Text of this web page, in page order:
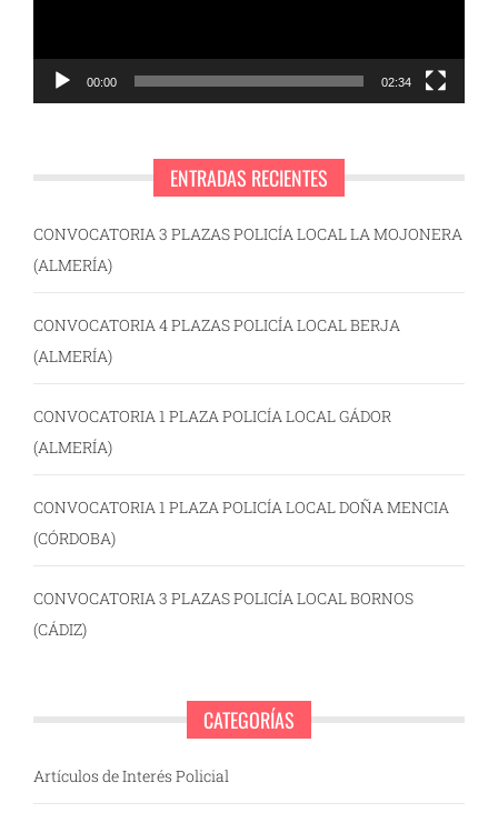
00:00 02:34
ENTRADAS RECIENTES
CONVOCATORIA 3 PLAZAS POLICÍA LOCAL LA MOJONERA
(ALMERÍA)
CONVOCATORIA 4 PLAZAS POLICÍA LOCAL BERJA
(ALMERÍA)
CONVOCATORIA 1 PLAZA POLICÍA LOCAL GÁDOR
(ALMERÍA)
CONVOCATORIA 1 PLAZA POLICÍA LOCAL DOÑA MENCIA
(CÓRDOBA)
CONVOCATORIA 3 PLAZAS POLICÍA LOCAL BORNOS
(CÁDIZ)
CATEGORÍAS
Artículos de Interés Policial